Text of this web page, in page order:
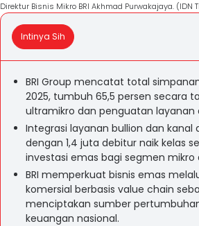
Direktur Bisnis Mikro BRI Akhmad Purwakajaya. (IDN
Intinya Sih
BRI Group mencatat total
2025, tumbuh 65,5 persen secara
ultramikro dan penguatan layanan
Integrasi layanan bullion dan
dengan 1,4 juta debitur naik kelas
investasi emas bagi segmen mikro
BRI memperkuat bisnis emas
komersial berbasis value chain
menciptakan sumber
keuangan nasional.